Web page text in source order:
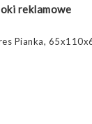
reklamowe
Pianka,